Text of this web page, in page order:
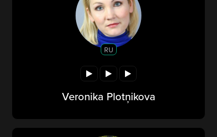
RU
Veronika Plotņikova